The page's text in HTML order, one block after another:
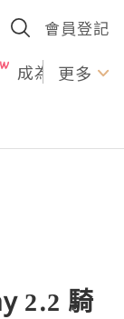
會員登記
成為U更多
2.2 騎